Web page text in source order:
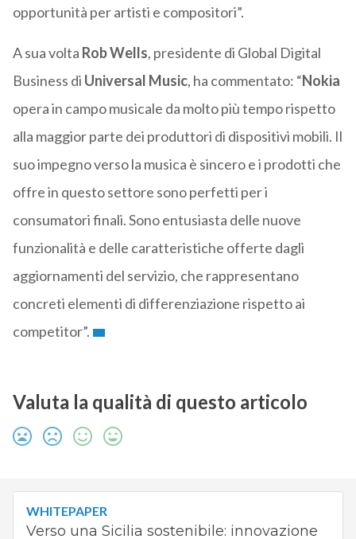
opportunità per artisti e compositori”.
A sua volta Rob Wells, presidente di Global Digital
Business di Universal Music, ha commentato: “Nokia
opera in campo musicale da molto più tempo rispetto
alla maggior parte dei produttori di dispositivi mobili. Il
suo impegno verso la musica è sincero e i prodotti che
offre in questo settore sono perfetti per i
consumatori finali. Sono entusiasta delle nuove
funzionalità e delle caratteristiche offerte dagli
aggiornamenti del servizio, che rappresentano
concreti elementi di differenziazione rispetto ai
competitor”.
Valuta la qualità di questo articolo
WHITEPAPER
Verso una Sicilia sostenibile: innovazione